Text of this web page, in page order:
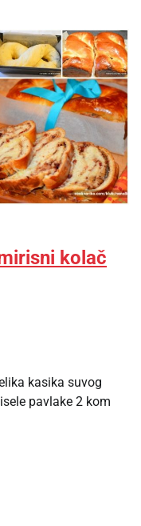
kolač
kasika suvog
pavlake 2 kom